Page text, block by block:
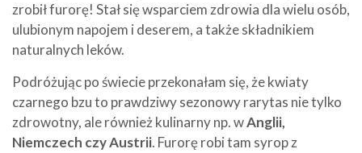
zrobił furorę! Stał się wsparciem zdrowia dla wielu osób,
ulubionym napojem i deserem, a także składnikiem
naturalnych leków.
Podróżując po świecie przekonałam się, że kwiaty
czarnego bzu to prawdziwy sezonowy rarytas nie tylko
zdrowotny, ale również kulinarny np. wAnglii,
Niemczech czy Austrii. Furorę robi tam syrop z